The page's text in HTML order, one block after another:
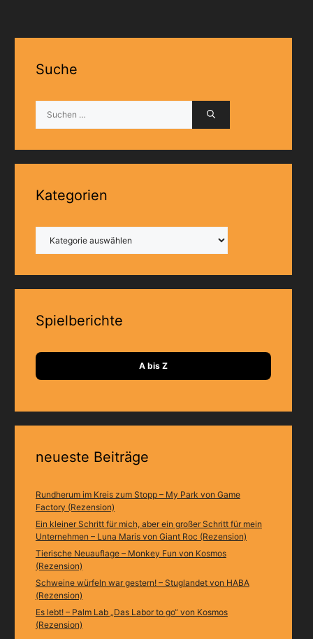
Suche
nach:
Kategorien
Spielberichte
A bis Z
neueste Beiträge
Rundherum im Kreis zum Stopp – My Park von Game
Factory (Rezension)
Ein kleiner Schritt für mich, aber ein großer Schritt für mein
Unternehmen – Luna Maris von Giant Roc (Rezension)
Tierische Neuauflage – Monkey Fun von Kosmos
(Rezension)
Schweine würfeln war gestern! – Stuglandet von HABA
(Rezension)
Es lebt! – Palm Lab „Das Labor to go“ von Kosmos
(Rezension)